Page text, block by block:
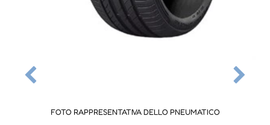
FOTO RAPPRESENTATIVA DELLO PNEUMATICO